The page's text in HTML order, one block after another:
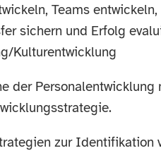
Teams
sichern und Erfolg
Kulturentwicklung
der
zur Identifikation